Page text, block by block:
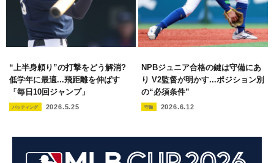
“上半身頼り”の打撃をどう解消?
低学年に最適...飛距離を伸ばす
「毎日10回ジャンプ」
バッティング 2026.5.25
NPBジュニア合格の鍵は守備にあ
り V2監督が明かす...ポジション別
の“必須条件”
守備 2026.6.12